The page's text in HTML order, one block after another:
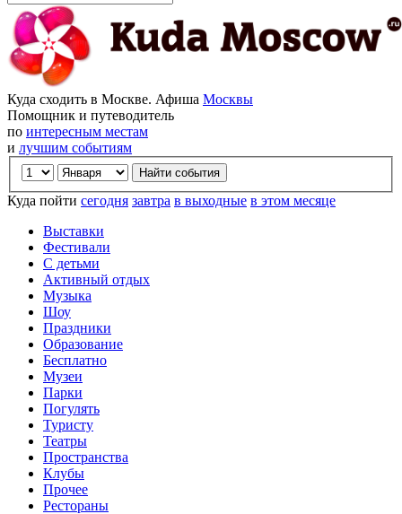
Куда сходить в Москве. Афиша Москвы
Помощник и путеводитель
по интересным местам
и лучшим событиям
Куда пойти сегодня завтра в выходные в этом месяце
Выставки
Фестивали
С детьми
Активный отдых
Музыка
Шоу
Праздники
Образование
Бесплатно
Музеи
Парки
Погулять
Туристу
Театры
Пространства
Клубы
Прочее
Рестораны